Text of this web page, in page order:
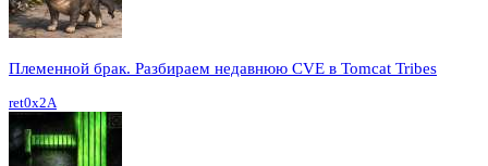
Племенной брак. Разбираем недавнюю CVE в Tomcat Tribes
ret0x2A